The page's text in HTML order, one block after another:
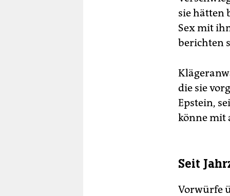
sie hätten
Sex mit
berichten
die sie
Epstein,
könne mit
Seit
Vorwürfe